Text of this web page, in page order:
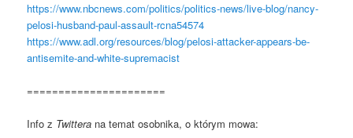
https://www.nbcnews.com/politics/politics-news/live-blog/nancy-
pelosi-husband-paul-assault-rcna54574
https://www.adl.org/resources/blog/pelosi-attacker-appears-be-
antisemite-and-white-supremacist
======================
Info z Twittera na temat osobnika, o którym mowa: